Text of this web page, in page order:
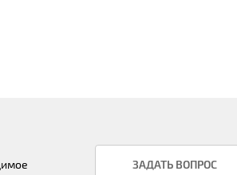
ЗАДАТЬ ВОПРОС